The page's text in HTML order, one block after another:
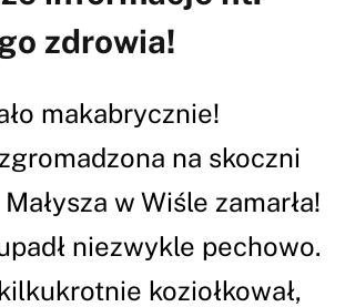
zdrowia!
makabrycznie!
na skoczni
w Wiśle zamarła!
niezwykle pechowo.
koziołkował,